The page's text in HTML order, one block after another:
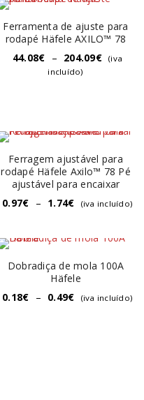
Ferramenta de ajuste para
rodapé Häfele AXILO™ 78
44.08€ – 204.09€
(iva
incluído)
Ferragem ajustável para
rodapé Häfele Axilo™ 78 Pé
ajustável para encaixar
0.97€ – 1.74€ (iva incluído)
Dobradiça de mola 100A
Häfele
0.18€ – 0.49€ (iva incluído)